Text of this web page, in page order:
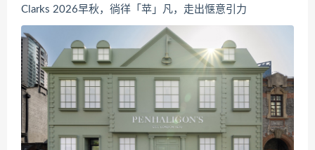
Clarks 2026早秋，徜徉「苹」凡，走出惬意引力